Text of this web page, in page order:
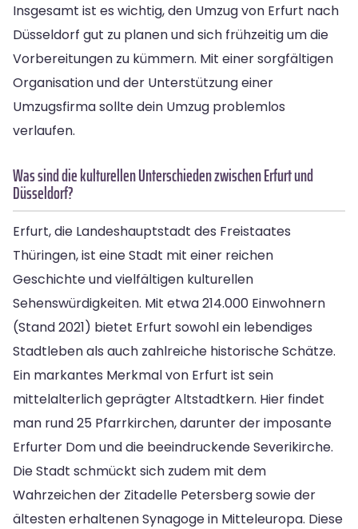
Insgesamt ist es wichtig, den Umzug von Erfurt nach
Düsseldorf gut zu planen und sich frühzeitig um die
Vorbereitungen zu kümmern. Mit einer sorgfältigen
Organisation und der Unterstützung einer
Umzugsfirma sollte dein Umzug problemlos
verlaufen.
Was sind die kulturellen Unterschieden zwischen Erfurt und
Düsseldorf?
Erfurt, die Landeshauptstadt des Freistaates
Thüringen, ist eine Stadt mit einer reichen
Geschichte und vielfältigen kulturellen
Sehenswürdigkeiten. Mit etwa 214.000 Einwohnern
(Stand 2021) bietet Erfurt sowohl ein lebendiges
Stadtleben als auch zahlreiche historische Schätze.
Ein markantes Merkmal von Erfurt ist sein
mittelalterlich geprägter Altstadtkern. Hier findet
man rund 25 Pfarrkirchen, darunter der imposante
Erfurter Dom und die beeindruckende Severikirche.
Die Stadt schmückt sich zudem mit dem
Wahrzeichen der Zitadelle Petersberg sowie der
ältesten erhaltenen Synagoge in Mitteleuropa. Diese